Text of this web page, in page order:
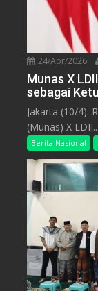
24/Apr/2026
Munas X
sebagai
Jakarta (10/4).
(Munas) X LDII...
Berita Nasional